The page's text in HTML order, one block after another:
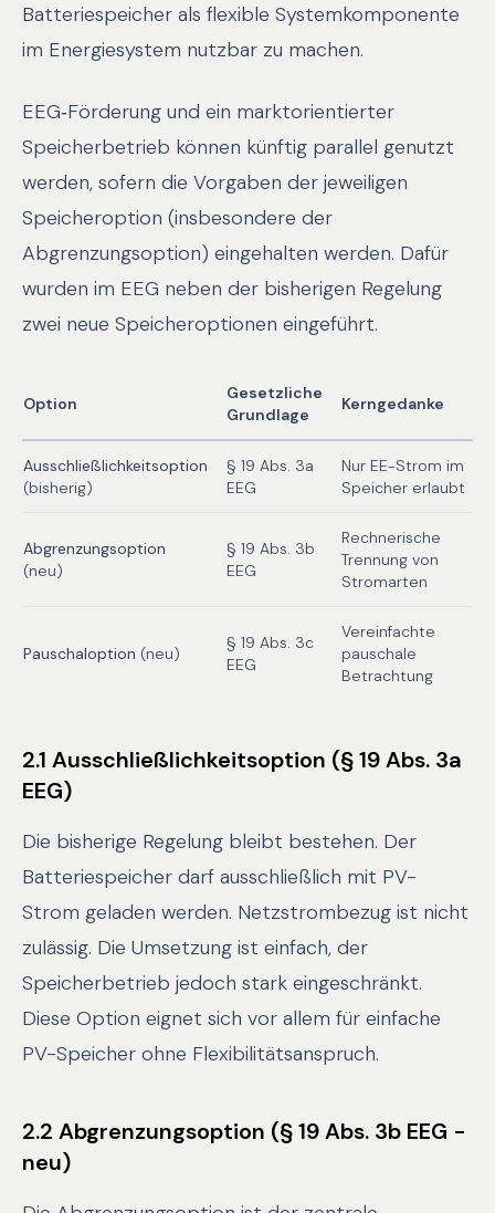
Batteriespeicher als flexible Systemkomponente
im Energiesystem nutzbar zu machen.
EEG‑Förderung und ein marktorientierter
Speicherbetrieb können künftig parallel genutzt
werden, sofern die Vorgaben der jeweiligen
Speicheroption (insbesondere der
Abgrenzungsoption) eingehalten werden. Dafür
wurden im EEG neben der bisherigen Regelung
zwei neue Speicheroptionen eingeführt.
Option
Gesetzliche
Grundlage
Kerngedanke
Ausschließlichkeitsoption
(bisherig)
§ 19 Abs. 3a
EEG
Nur EE-Strom im
Speicher erlaubt
Abgrenzungsoption
(neu)
§ 19 Abs. 3b
EEG
Rechnerische
Trennung von
Stromarten
Pauschaloption (neu)
§ 19 Abs. 3c
EEG
Vereinfachte
pauschale
Betrachtung
2.1 Ausschließlichkeitsoption (§ 19 Abs. 3a
EEG)
Die bisherige Regelung bleibt bestehen. Der
Batteriespeicher darf ausschließlich mit PV-
Strom geladen werden. Netzstrombezug ist nicht
zulässig. Die Umsetzung ist einfach, der
Speicherbetrieb jedoch stark eingeschränkt.
Diese Option eignet sich vor allem für einfache
PV-Speicher ohne Flexibilitätsanspruch.
2.2 Abgrenzungsoption (§ 19 Abs. 3b EEG -
neu)